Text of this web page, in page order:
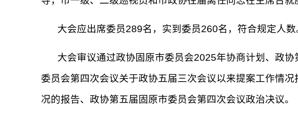
大会应出席委员289名，实到委员260名，符合规定人数
大会审议通过政协固原市委员会2025年协商计划、政
委员会第四次会议关于政协五届三次会议以来提案工作情
况的报告、政协第五届固原市委员会第四次会议政治决议。